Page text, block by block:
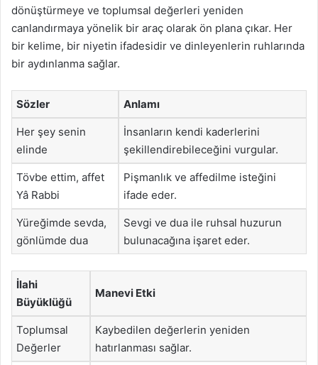
dönüştürmeye ve toplumsal değerleri yeniden
canlandırmaya yönelik bir araç olarak ön plana çıkar. Her
bir kelime, bir niyetin ifadesidir ve dinleyenlerin ruhlarında
bir aydınlanma sağlar.
Sözler Anlamı
Her şey senin
elinde
İnsanların kendi kaderlerini
şekillendirebileceğini vurgular.
Tövbe ettim, affet
Yâ Rabbi
Pişmanlık ve affedilme isteğini
ifade eder.
Yüreğimde sevda,
gönlümde dua
Sevgi ve dua ile ruhsal huzurun
bulunacağına işaret eder.
İlahi
Büyüklüğü
Manevi Etki
Toplumsal
Değerler
Kaybedilen değerlerin yeniden
hatırlanması sağlar.